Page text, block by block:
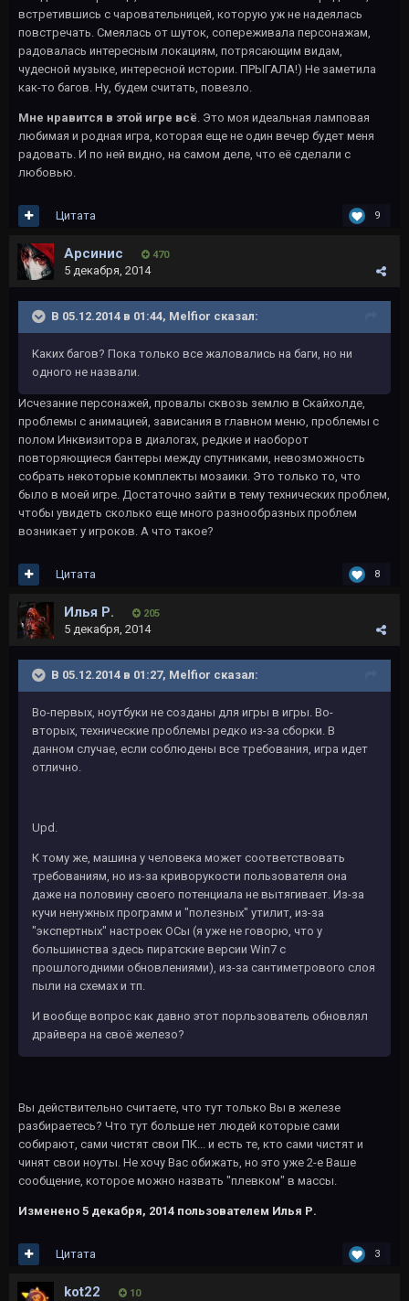
встретившись с чаровательницей, которую уж не надеялась
повстречать. Смеялась от шуток, сопереживала персонажам,
радовалась интересным локациям, потрясающим видам,
чудесной музыке, интересной истории. ПРЫГАЛА!) Не заметила
как-то багов. Ну, будем считать, повезло.
Мне нравится в этой игре всё. Это моя идеальная ламповая
любимая и родная игра, которая еще не один вечер будет меня
радовать. И по ней видно, на самом деле, что её сделали с
любовью.
9
Цитата
Арсинис 470
5 декабря, 2014
В 05.12.2014 в 01:44, Melfior сказал:
Каких багов? Пока только все жаловались на баги, но ни
одного не назвали.
Исчезание персонажей, провалы сквозь землю в Скайхолде,
проблемы с анимацией, зависания в главном меню, проблемы с
полом Инквизитора в диалогах, редкие и наоборот
повторяющиеся бантеры между спутниками, невозможность
собрать некоторые комплекты мозаики. Это только то, что
было в моей игре. Достаточно зайти в тему технических проблем,
чтобы увидеть сколько еще много разнообразных проблем
возникает у игроков. А что такое?
8
Цитата
Илья Р. 205
5 декабря, 2014
В 05.12.2014 в 01:27, Melfior сказал:
Во-первых, ноутбуки не созданы для игры в игры. Во-
вторых, технические проблемы редко из-за сборки. В
данном случае, если соблюдены все требования, игра идет
отлично.
Upd.
К тому же, машина у человека может соответствовать
требованиям, но из-за криворукости пользователя она
даже на половину своего потенциала не вытягивает. Из-за
кучи ненужных программ и "полезных" утилит, из-за
"экспертных" настроек ОСы (я уже не говорю, что у
большинства здесь пиратские версии Win7 с
прошлогодними обновлениями), из-за сантиметрового слоя
пыли на схемах и тп.
И вообще вопрос как давно этот порльзователь обновлял
драйвера на своё железо?
Вы действительно считаете, что тут только Вы в железе
разбираетесь? Что тут больше нет людей которые сами
собирают, сами чистят свои ПК... и есть те, кто сами чистят и
чинят свои ноуты. Не хочу Вас обижать, но это уже 2-е Ваше
сообщение, которое можно назвать "плевком" в массы.
Изменено 5 декабря, 2014 пользователем Илья Р.
3
Цитата
kot22 10